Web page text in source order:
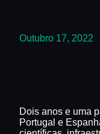
Outubro 17, 2022
Dois anos e uma
Portugal e